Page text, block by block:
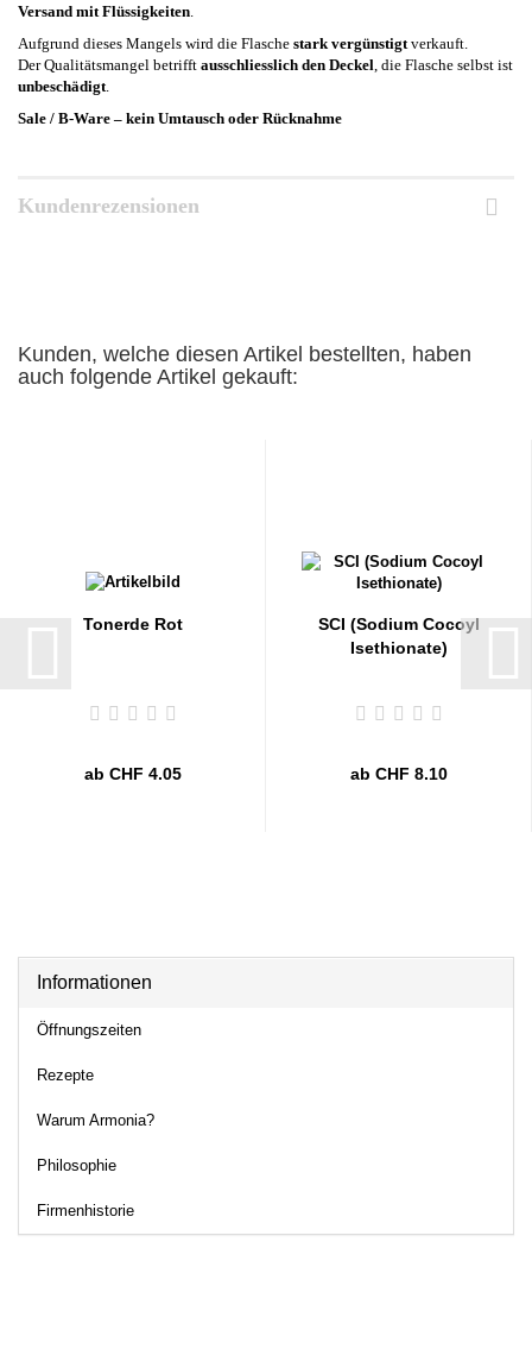
Versand mit Flüssigkeiten
Aufgrund dieses Mangels wird die Flasche stark vergünstigt verkauft.
Der Qualitätsmangel betrifft ausschliesslich den Deckel , die Flasche selbst ist
unbeschädigt
Sale / B-Ware – kein Umtausch oder Rücknahme
Kundenrezensionen
Kunden, welche diesen Artikel bestellten, haben
auch folgende Artikel gekauft:
Tonerde Rot
ab CHF 4.05
SCI (Sodium Cocoyl
Isethionate)
ab CHF 8.10
Informationen
Öffnungszeiten
Rezepte
Warum Armonia?
Philosophie
Firmenhistorie